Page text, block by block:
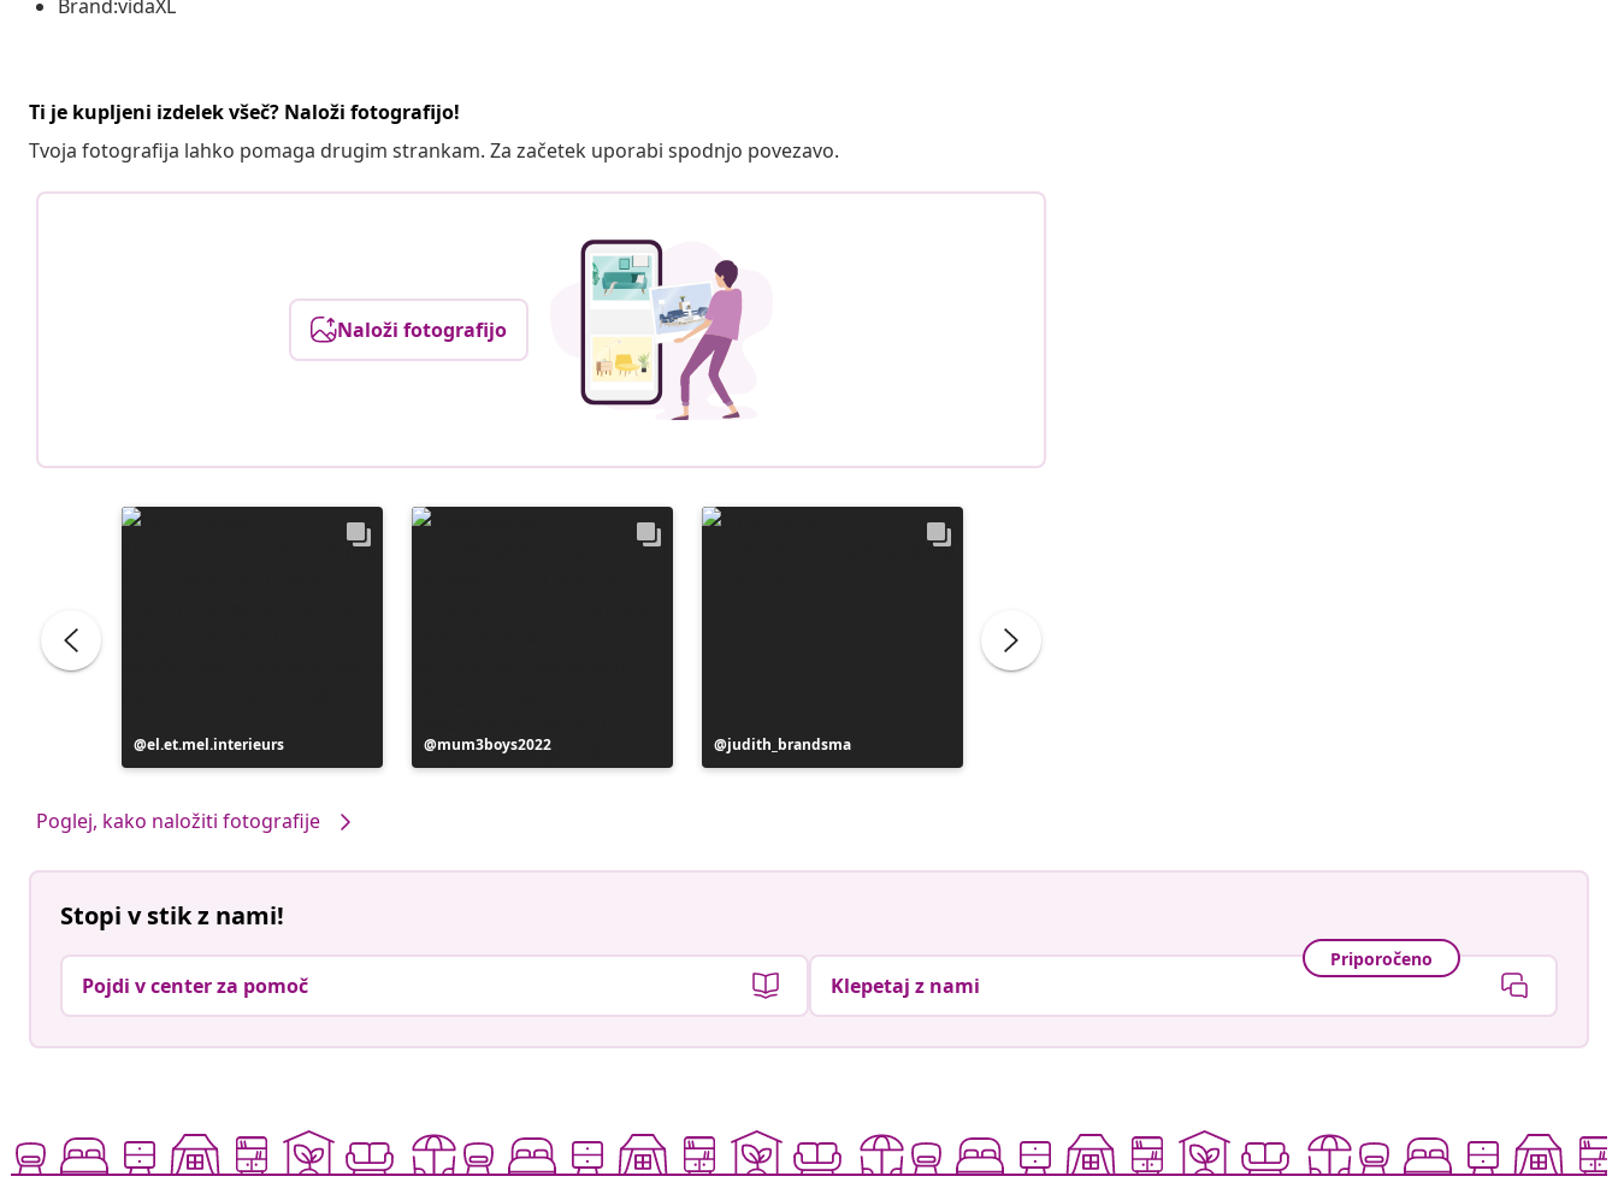
Brand:vidaXL
Ti je kupljeni izdelek všeč? Naloži fotografijo!
Tvoja fotografija lahko pomaga drugim strankam. Za začetek uporabi spodnjo povezavo.
Naloži fotografijo
Objavo
je
el.et.mel.interieurs
Objavo
je
mum3boys2022
Objavo
je
judith_brandsma
Poglej, kako naložiti fotografije
Stopi v stik z nami!
Pojdi v center za pomoč
Priporočeno
Klepetaj z nami